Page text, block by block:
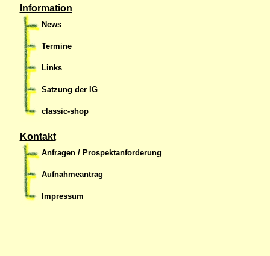
Information
News
Termine
Links
Satzung der IG
classic-shop
Kontakt
Anfragen / Prospektanforderung
Aufnahmeantrag
Impressum